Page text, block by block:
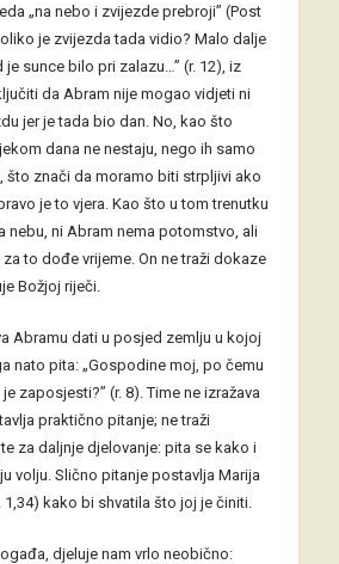
„na nebo i zvijezde prebroji” (Post
je zvijezda tada vidio? Malo dalje
je sunce bilo pri zalazu…” (r. 12), iz
da Abram nije mogao vidjeti ni
jer je tada bio dan. No, kao što
dana ne nestaju, nego ih samo
što znači da moramo biti strpljivi ako
je to vjera. Kao što u tom trenutku
nebu, ni Abram nema potomstvo, ali
to dođe vrijeme. On ne traži dokaze
Božjoj riječi.
Abramu dati u posjed zemlju u kojoj
nato pita: „Gospodine moj, po čemu
zaposjesti?” (r. 8). Time ne izražava
praktično pitanje; ne traži
za daljnje djelovanje: pita se kako i
volju. Slično pitanje postavlja Marija
1,34) kako bi shvatila što joj je činiti.
djeluje nam vrlo neobično: